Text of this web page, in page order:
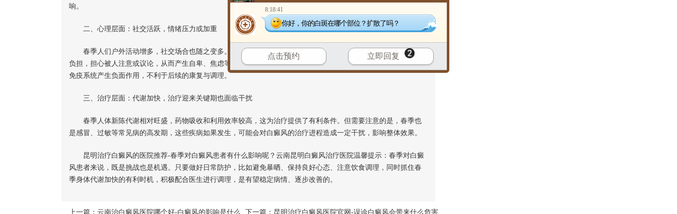
响。
二、心理层面：社交活跃，情绪压力或加重
春季人们户外活动增多，社交场合也随之变多。对于一些外观上有明显白斑的患者来说，可能会因此产生心理
负担，担心被人注意或议论，从而产生自卑、焦虑等情绪。这种心理压力如果长期存在，可能会对身体的内分泌和
免疫系统产生负面作用，不利于后续的康复与调理。
三、治疗层面：代谢加快，治疗迎来关键期也面临干扰
春季人体新陈代谢相对旺盛，药物吸收和利用效率较高，这为治疗提供了有利条件。但需要注意的是，春季也
是感冒、过敏等常见病的高发期，这些疾病如果发生，可能会对白癜风的治疗进程造成一定干扰，影响整体效果。
昆明治疗白癜风的医院推荐-春季对白癜风患者有什么影响呢？云南昆明白癜风治疗医院温馨提示：春季对白癜
风患者来说，既是挑战也是机遇。只要做好日常防护，比如避免暴晒、保持良好心态、注意饮食调理，同时抓住春
季身体代谢加快的有利时机，积极配合医生进行调理，是有望稳定病情、逐步改善的。
上一篇： 云南治白癜风医院哪个好-白癜风的影响是什么 下一篇： 昆明治疗白癜风医院官网-误诊白癜风会带来什么危害
8:18:41
你好，你的白斑在哪个部位？扩散了吗？
点击预约 立即回复